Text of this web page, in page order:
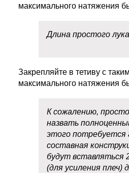
максимального натяжения
Длина простого
Закрепляйте в тетиву с
максимального натяжения
К сожалению,
назвать
этого потребуется
составная
будут вставляться
(для усиления плеч)